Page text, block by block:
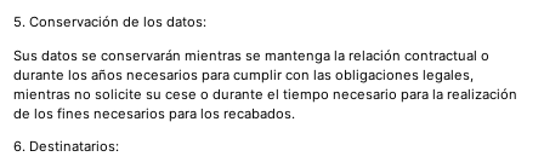
5. Conservación de los datos:
Sus datos se conservarán mientras se mantenga la relación contractual o
durante los años necesarios para cumplir con las obligaciones legales,
mientras no solicite su cese o durante el tiempo necesario para la realización
de los fines necesarios para los recabados.
6. Destinatarios: